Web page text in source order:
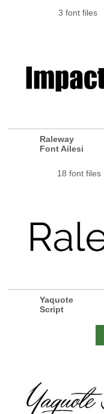
3 font files
Raleway
Font Ailesi
18 font files
Yaquote
Script